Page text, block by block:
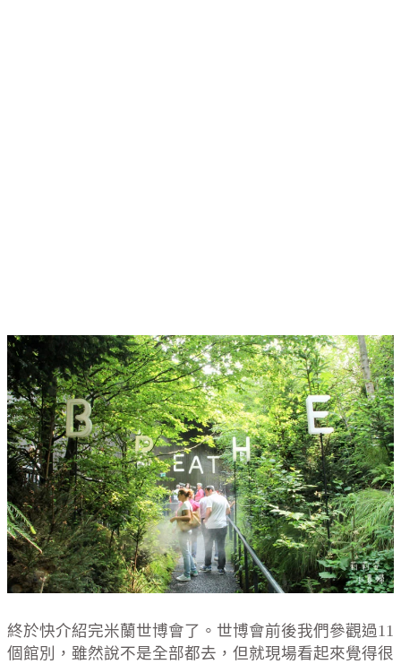
終於快介紹完米蘭世博會了。世博會前後我們參觀過11
個館別，雖然說不是全部都去，但就現場看起來覺得很